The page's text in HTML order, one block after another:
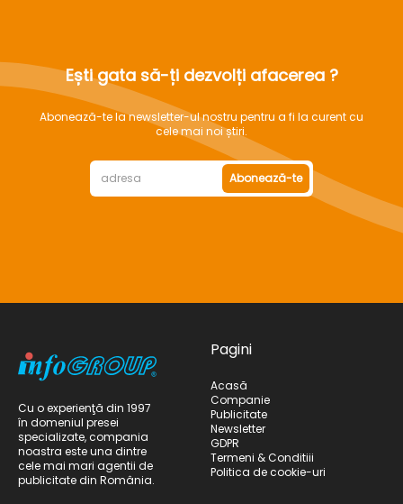
Ești gata să-ți dezvolți afacerea ?
Abonează-te la newsletter-ul nostru pentru a fi la curent cu
cele mai noi știri.
Abonează-te
Cu o experienţă din 1997
în domeniul presei
specializate, compania
noastra este una dintre
cele mai mari agentii de
publicitate din România.
Pagini
Acasă
Companie
Publicitate
Newsletter
GDPR
Termeni & Conditiii
Politica de cookie-uri